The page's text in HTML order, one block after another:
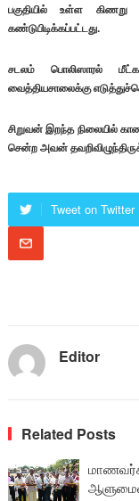
பகுதியில் உள்ள
கண்டுபிடிக்கப்பட்டது.
சடலம் பொலிஸாரல்
வைத்தியசாலைக்கு
சிறுவன் இறந்த நிலையில்
சென்ற அவன்
Tweet on Twitter
Editor
Related Posts